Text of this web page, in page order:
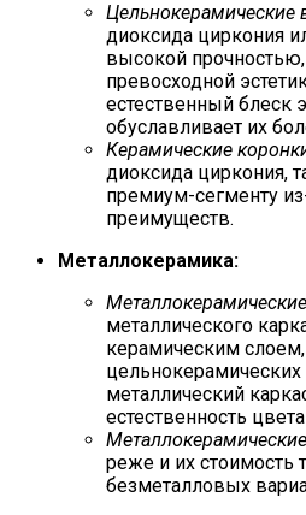
Цельнокерамические
диоксида циркония
высокой
превосходной
естественный блеск
обуславливает их
Керамические
диоксида циркония,
премиум-сегменту
преимуществ.
Металлокерамика:
металлического
керамическим
металлический
естественность
реже и их стоимость
безметалловых